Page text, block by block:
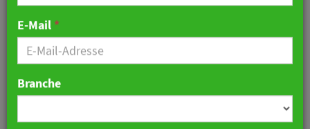
Ulmer Sternerestaurant
bi:braud zieht 2026 ins
Maison Meissner um
15. Mai 2026 07:47 Uhr| Gastronomie
E-Mail*